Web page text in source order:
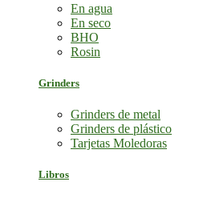
En agua
En seco
BHO
Rosin
Grinders
Grinders de metal
Grinders de plástico
Tarjetas Moledoras
Libros